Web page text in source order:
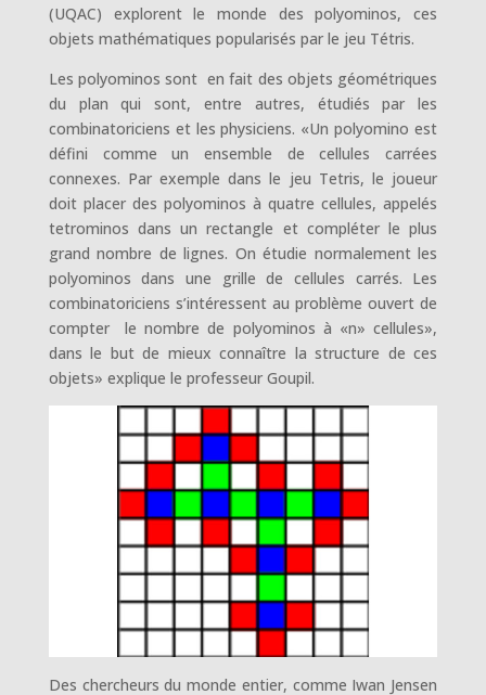
(UQAC) explorent le monde des polyominos, ces
objets mathématiques popularisés par le jeu Tétris.
Les polyominos sont en fait des objets géométriques
du plan qui sont, entre autres, étudiés par les
combinatoriciens et les physiciens. «Un polyomino est
défini comme un ensemble de cellules carrées
connexes. Par exemple dans le jeu Tetris, le joueur
doit placer des polyominos à quatre cellules, appelés
tetrominos dans un rectangle et compléter le plus
grand nombre de lignes. On étudie normalement les
polyominos dans une grille de cellules carrés. Les
combinatoriciens s’intéressent au problème ouvert de
compter le nombre de polyominos à «n» cellules»,
dans le but de mieux connaître la structure de ces
objets» explique le professeur Goupil.
Des chercheurs du monde entier, comme Iwan Jensen